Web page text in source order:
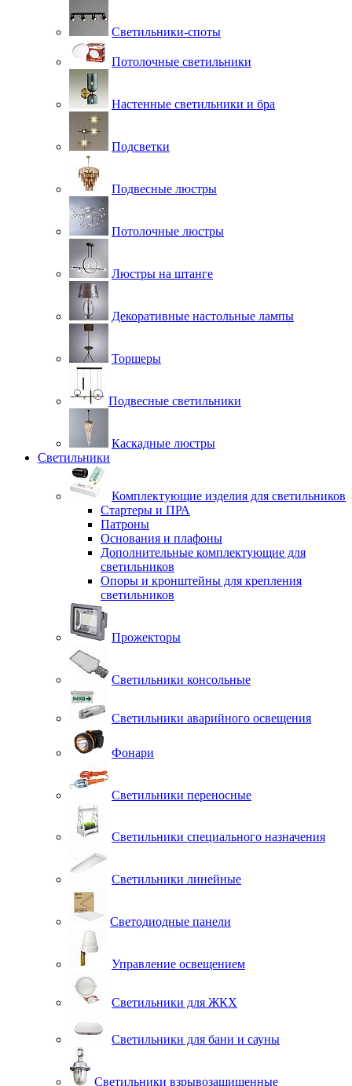
Светильники-споты
Потолочные светильники
Настенные светильники и бра
Подсветки
Подвесные люстры
Потолочные люстры
Люстры на штанге
Декоративные настольные лампы
Торшеры
Подвесные светильники
Каскадные люстры
Светильники
Комплектующие изделия для светильников
Стартеры и ПРА
Патроны
Основания и плафоны
Дополнительные комплектующие для
светильников
Опоры и кронштейны для крепления
светильников
Прожекторы
Светильники консольные
Светильники аварийного освещения
Фонари
Светильники переносные
Светильники специального назначения
Светильники линейные
Светодиодные панели
Управление освещением
Светильники для ЖКХ
Светильники для бани и сауны
Светильники взрывозащищенные